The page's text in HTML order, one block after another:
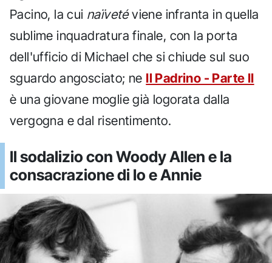
Pacino, la cui naïvetéviene infranta in quella
sublime inquadratura finale, con la porta
dell'ufficio di Michael che si chiude sul suo
sguardo angosciato; ne Il Padrino - Parte II
è una giovane moglie già logorata dalla
vergogna e dal risentimento.
Il sodalizio con Woody Allen e la
consacrazione di Io e Annie